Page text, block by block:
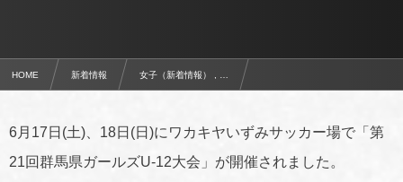
HOME 新着情報 女子（新着情報） , …
6月17日(土)、18日(日)にワカキヤいずみサッカー場で「第
21回群馬県ガールズU-12大会」が開催されました。